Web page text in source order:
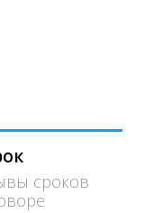
сроков